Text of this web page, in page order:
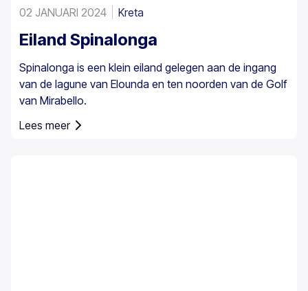
02 JANUARI 2024 Kreta
Eiland Spinalonga
Spinalonga is een klein eiland gelegen aan de ingang
van de lagune van Elounda en ten noorden van de Golf
van Mirabello.
Lees meer